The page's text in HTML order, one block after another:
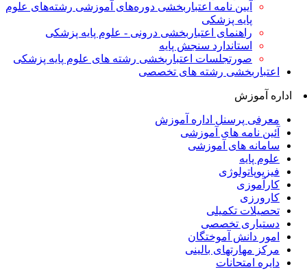
آیین نامه اعتباربخشی دوره‌های آموزشی رشته‌های علوم
پایه پزشکی
راهنمای اعتباربخشی درونی - علوم پایه پزشکی
استاندارد سنجش پایه
صورتجلسات اعتباربخشی رشته های علوم پایه پزشکی
اعتباربخشی رشته های تخصصی
اداره آموزش
معرفی پرسنل اداره آموزش
آئین نامه های آموزشی
سامانه های آموزشی
علوم پایه
فیزیوپاتولوژی
کارآموزی
کارورزی
تحصیلات تکمیلی
دستیاری تخصصی
امور دانش آموختگان
مرکز مهارتهای بالینی
دایره امتحانات